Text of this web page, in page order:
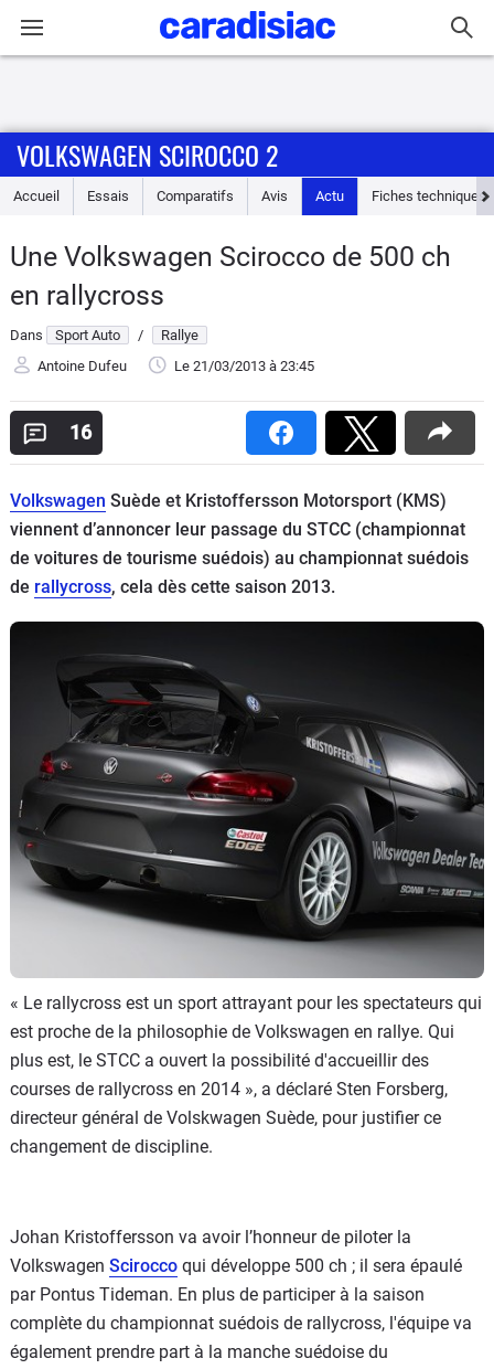
Accueil
Essais
Guide
d'achat
Electriques
Utilitaires
Flottes
Auto
Services
Marques
VOLKSWAGEN SCIROCCO 2
Accueil Essais Comparatifs Avis Actu Fiches techniques
Une Volkswagen Scirocco de 500 ch
en rallycross
Dans Sport Auto /
Rallye
Antoine Dufeu
Le 21/03/2013 à 23:45
16
Volkswagen Suède et Kristoffersson Motorsport (KMS)
viennent d’annoncer leur passage du STCC (championnat
de voitures de tourisme suédois) au championnat suédois
de rallycross, cela dès cette saison 2013.
« Le rallycross est un sport attrayant pour les spectateurs qui
est proche de la philosophie de Volkswagen en rallye. Qui
plus est, le STCC a ouvert la possibilité d'accueillir des
courses de rallycross en 2014 », a déclaré Sten Forsberg,
directeur général de Volskwagen Suède, pour justifier ce
changement de discipline.
Johan Kristoffersson va avoir l’honneur de piloter la
Volkswagen Scirocco qui développe 500 ch ; il sera épaulé
par Pontus Tideman. En plus de participer à la saison
complète du championnat suédois de rallycross, l'équipe va
également prendre part à la manche suédoise du